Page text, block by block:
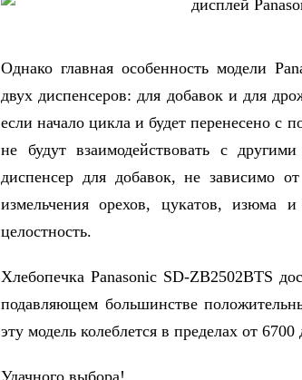
Однако главная особенность модели
двух диспенсеров: для добавок и для
если начало цикла и будет перенесено
не будут взаимодействовать с
диспенсер для добавок, не зависимо
измельчения орехов, цукатов, изюма
целостность.
Хлебопечка Panasonic SD-ZB2502BTS
подавляющем большинстве
эту модель колеблется в пределах от
Удачного выбора!